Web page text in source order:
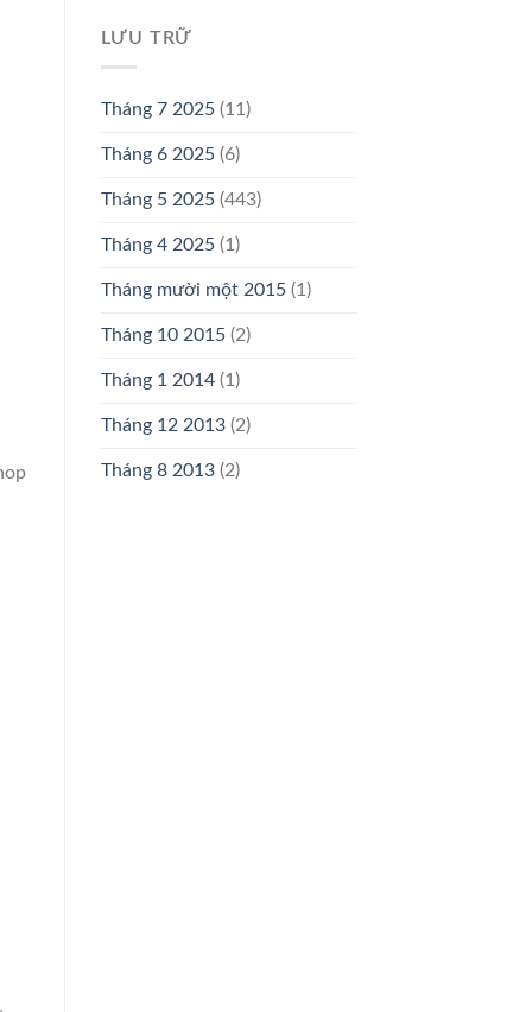
LƯU TRỮ
Tháng 7 2025(11)
Tháng 6 2025(6)
Tháng 5 2025(443)
Tháng 4 2025(1)
Tháng mười một 2015(1)
Tháng 10 2015(2)
Tháng 1 2014(1)
Tháng 12 2013(2)
Tháng 8 2013(2)